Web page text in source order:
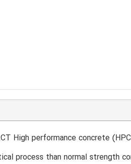
High performance concrete
process than normal strength